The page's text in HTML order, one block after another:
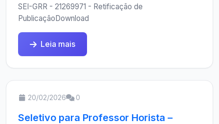
SEI-GRR - 21269971 - Retificação de
PublicaçãoDownload
Leia mais
20/02/2026 0
Seletivo para Professor Horista –